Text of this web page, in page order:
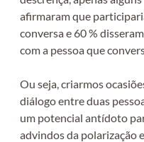
afirmaram que
conversa e 60 %
com a pessoa que
Ou seja, criarmos
diálogo entre duas
um potencial antídoto
advindos da polarização